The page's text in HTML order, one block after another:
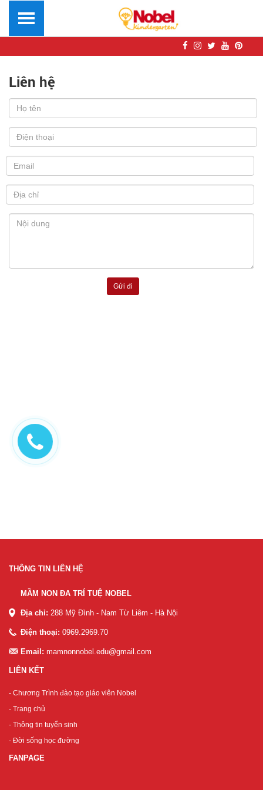
Liên hệ
THÔNG TIN LIÊN HỆ
MẦM NON ĐA TRÍ TUỆ NOBEL
Địa chỉ: 288 Mỹ Đình - Nam Từ Liêm - Hà Nội
Điện thoại: 0969.2969.70
Email: mamnonnobel.edu@gmail.com
LIÊN KẾT
- Chương Trình đào tạo giáo viên Nobel
- Trang chủ
- Thông tin tuyển sinh
- Đời sống học đường
FANPAGE